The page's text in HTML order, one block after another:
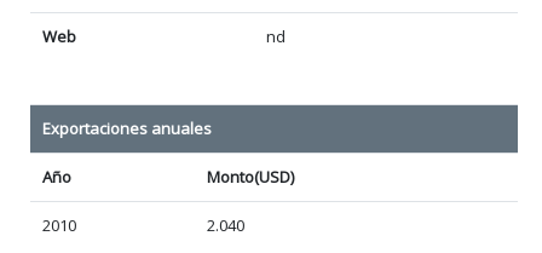
Web nd
Exportaciones anuales
Año Monto(USD)
2010 2.040